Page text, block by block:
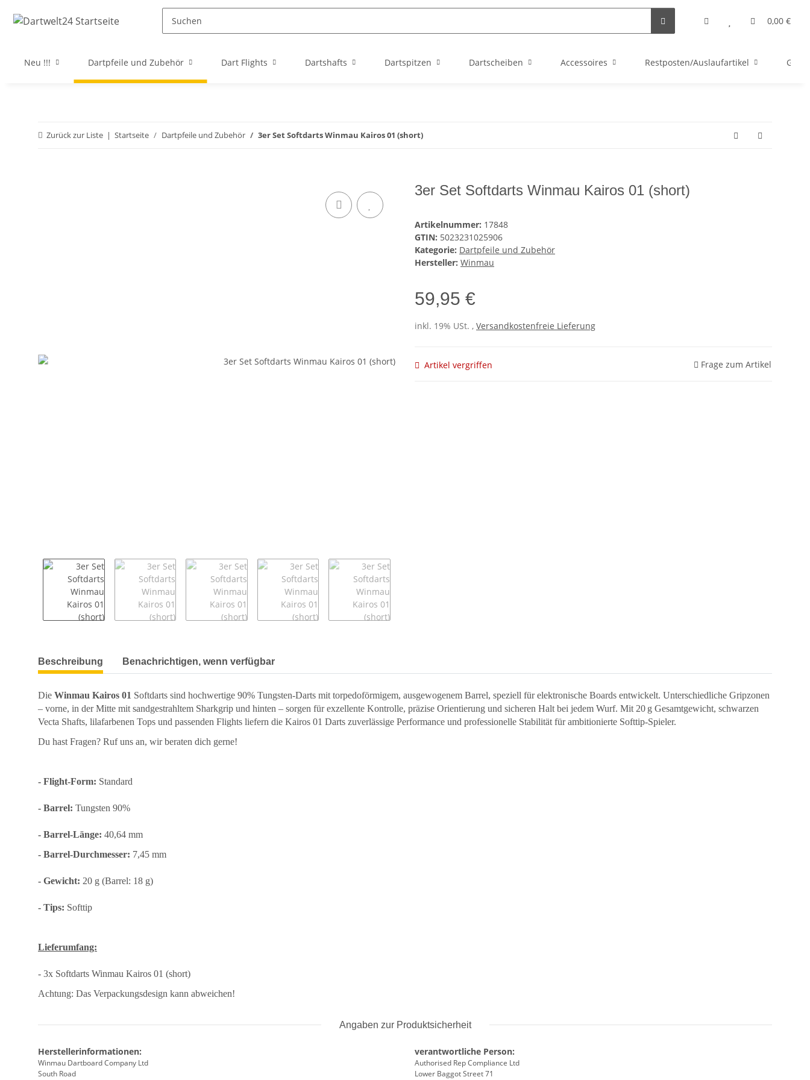
0,00 €
Neu !!! Dartpfeile und Zubehör Dart Flights Dartshafts Dartspitzen Dartscheiben Accessoires Restposten/Auslaufartikel
Zurück zur Liste Startseite Dartpfeile und Zubehör 3er Set Softdarts Winmau Kairos 01 (short)
3er Set Softdarts Winmau Kairos 01 (short)
Artikelnummer: 17848
GTIN: 5023231025906
Kategorie: Dartpfeile und Zubehör
Hersteller: Winmau
59,95 €
inkl. 19% USt. , Versandkostenfreie Lieferung
Artikel vergriffen Frage zum Artikel
weitere Registerkarten anzeigen
Beschreibung Benachrichtigen, wenn verfügbar
Die Winmau Kairos 01 Softdarts sind hochwertige 90% Tungsten-Darts mit torpedoförmigem, ausgewogenem Barrel, speziell für elektronische Boards entwickelt. Unterschiedliche Gripzonen
– vorne, in der Mitte mit sandgestrahltem Sharkgrip und hinten – sorgen für exzellente Kontrolle, präzise Orientierung und sicheren Halt bei jedem Wurf. Mit 20 g Gesamtgewicht, schwarzen
Vecta Shafts, lilafarbenen Tops und passenden Flights liefern die Kairos 01 Darts zuverlässige Performance und professionelle Stabilität für ambitionierte Softtip-Spieler.
Du hast Fragen? Ruf uns an, wir beraten dich gerne!
- Flight-Form: Standard
- Barrel: Tungsten 90%
- Barrel-Länge: 40,64 mm
- Barrel-Durchmesser: 7,45 mm
- Gewicht: 20 g (Barrel: 18 g)
- Tips: Softtip
Lieferumfang:
- 3x Softdarts Winmau Kairos 01 (short)
Achtung: Das Verpackungsdesign kann abweichen!
Angaben zur Produktsicherheit
Herstellerinformationen:
Winmau Dartboard Company Ltd
South Road
verantwortliche Person:
Authorised Rep Compliance Ltd
Lower Baggot Street 71